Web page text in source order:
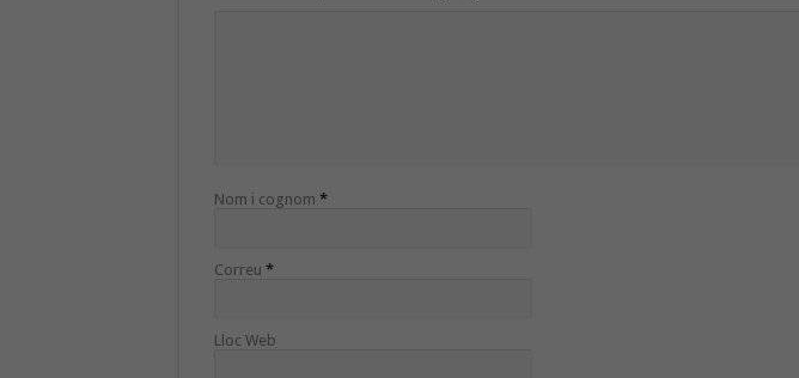
Nom i cognom *
Correu *
Lloc Web